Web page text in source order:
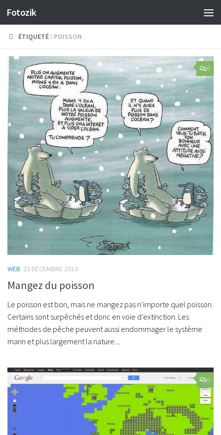
Skip to content
Fotozik
ÉTIQUETÉ : POISSON
0
WEB 23 DÉCEMBRE 2013
Mangez du poisson
Le poisson est bon, mais ne mangez pas n’importe quel poisson.
Certains sont surpêchés et donc en voie d’extinction. Les
méthodes de pêche peuvent aussi endommager le système
marin et plus largement la nature....
0